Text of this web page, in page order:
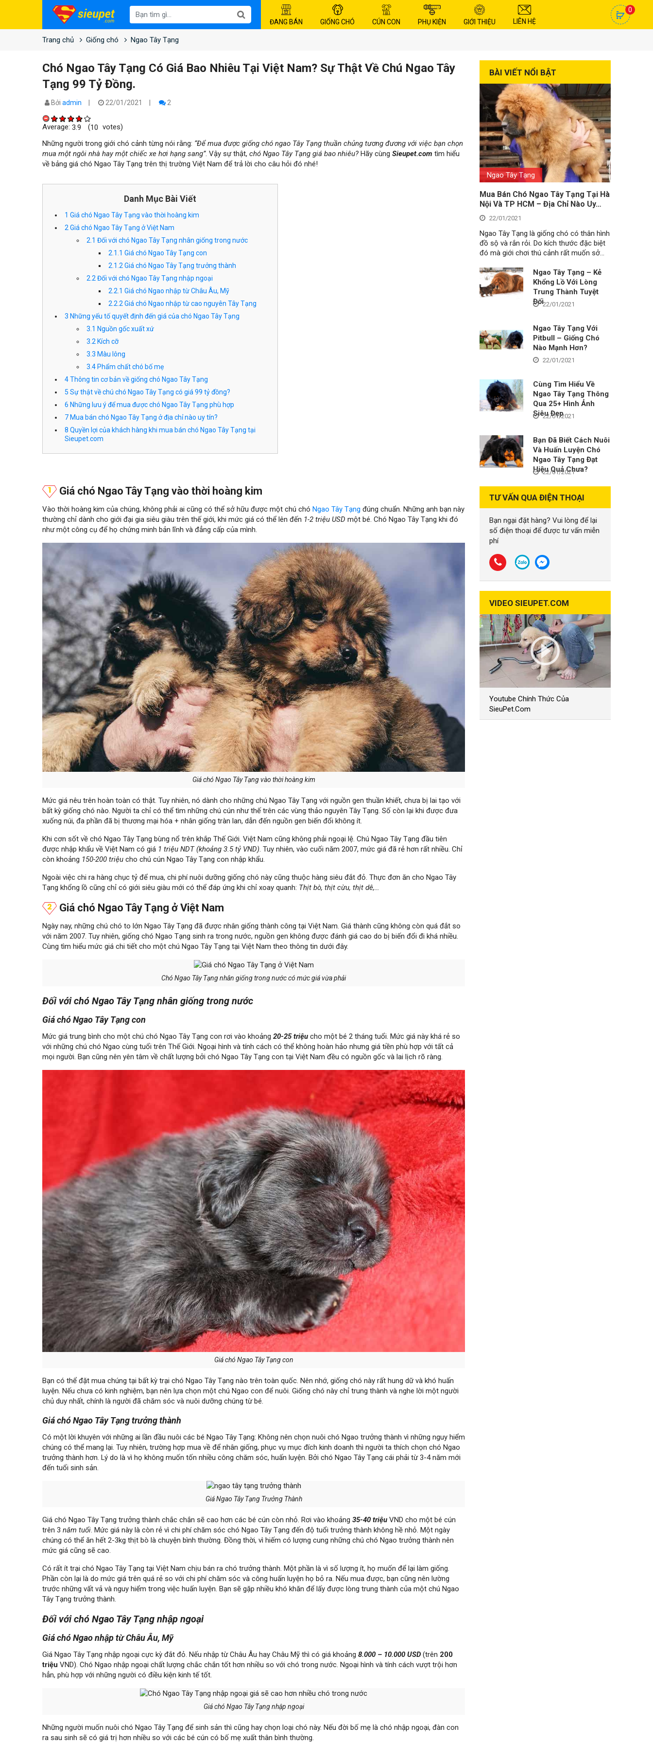
ĐANG BÁN GIỐNG CHÓ CÚN CON PHỤ KIỆN GIỚI THIỆU LIÊN HỆ
0
Trang chủ Giống chó Ngao Tây Tạng
Chó Ngao Tây Tạng Có Giá Bao Nhiêu Tại Việt Nam? Sự Thật Về Chú Ngao Tây
Tạng 99 Tỷ Đồng.
Bởi admin 22/01/2021 2
Average: 3.9 (10 votes)
Những người trong giới chó cảnh từng nói rằng: “Để mua được giống chó ngao Tây Tạng thuần chủng tương đương với việc bạn chọn
mua một ngôi nhà hay một chiếc xe hơi hạng sang”. Vậy sự thật, chó Ngao Tây Tạng giá bao nhiêu? Hãy cùng Sieupet.com tìm hiểu
về bảng giá chó Ngao Tây Tạng trên thị trường Việt Nam để trả lời cho câu hỏi đó nhé!
Danh Mục Bài Viết
1 Giá chó Ngao Tây Tạng vào thời hoàng kim
2 Giá chó Ngao Tây Tạng ở Việt Nam
2.1 Đối với chó Ngao Tây Tạng nhân giống trong nước
2.1.1 Giá chó Ngao Tây Tạng con
2.1.2 Giá chó Ngao Tây Tạng trưởng thành
2.2 Đối với chó Ngao Tây Tạng nhập ngoại
2.2.1 Giá chó Ngao nhập từ Châu Âu, Mỹ
2.2.2 Giá chó Ngao nhập từ cao nguyên Tây Tạng
3 Những yếu tố quyết định đến giá của chó Ngao Tây Tạng
3.1 Nguồn gốc xuất xứ
3.2 Kích cỡ
3.3 Màu lông
3.4 Phẩm chất chó bố mẹ
4Thông tin cơ bản về giống chó Ngao Tây Tạng
5 Sự thật về chú chó Ngao Tây Tạng có giá 99 tỷ đồng?
6 Những lưu ý để mua được chó Ngao Tây Tạng phù hợp
7 Mua bán chó Ngao Tây Tạng ở địa chỉ nào uy tín?
8 Quyền lợi của khách hàng khi mua bán chó Ngao Tây Tạng tại
Sieupet.com
Giá chó Ngao Tây Tạng vào thời hoàng kim
Vào thời hoàng kim của chúng, không phải ai cũng có thể sở hữu được một chú chó Ngao Tây Tạng đúng chuẩn. Những anh bạn này
thường chỉ dành cho giới đại gia siêu giàu trên thế giới, khi mức giá có thể lên đến 1-2 triệu USD một bé. Chó Ngao Tây Tạng khi đó
như một công cụ để họ chứng minh bản lĩnh và đẳng cấp của mình.
Giá chó Ngao Tây Tạng vào thời hoàng kim
Mức giá nêu trên hoàn toàn có thật. Tuy nhiên, nó dành cho những chú Ngao Tây Tạng với nguồn gen thuần khiết, chưa bị lai tạo với
bất kỳ giống chó nào. Người ta chỉ có thể tìm những chú cún như thế trên các vùng thảo nguyên Tây Tạng. Số còn lại khi được đưa
xuống núi, đa phần đã bị thương mại hóa + nhân giống tràn lan, dẫn đến nguồn gen biến đổi không ít.
Khi cơn sốt về chó Ngao Tây Tạng bùng nổ trên khắp Thế Giới. Việt Nam cũng không phải ngoại lệ. Chú Ngao Tây Tạng đầu tiên
được nhập khẩu về Việt Nam có giá 1 triệu NDT (khoảng 3.5 tỷ VND). Tuy nhiên, vào cuối năm 2007, mức giá đã rẻ hơn rất nhiều. Chỉ
còn khoảng 150-200 triệu cho chú cún Ngao Tây Tạng con nhập khẩu.
Ngoài việc chi ra hàng chục tỷ để mua, chi phí nuôi dưỡng giống chó này cũng thuộc hàng siêu đắt đỏ. Thực đơn ăn cho Ngao Tây
Tạng khổng lồ cũng chỉ có giới siêu giàu mới có thể đáp ứng khi chỉ xoay quanh: Thịt bò, thịt cừu, thịt dê,…
Giá chó Ngao Tây Tạng ở Việt Nam
Ngày nay, những chú chó to lớn Ngao Tây Tạng đã được nhân giống thành công tại Việt Nam. Giá thành cũng không còn quá đắt so
với năm 2007. Tuy nhiên, giống chó Ngao Tạng sinh ra trong nước, nguồn gen không được đánh giá cao do bị biến đổi đi khá nhiều.
Cùng tìm hiểu mức giá chi tiết cho một chú Ngao Tây Tạng tại Việt Nam theo thông tin dưới đây.
Chó Ngao Tây Tạng nhân giống trong nước có mức giá vừa phải
Đối với chó Ngao Tây Tạng nhân giống trong nước
Giá chó Ngao Tây Tạng con
Mức giá trung bình cho một chú chó Ngao Tây Tạng con rơi vào khoảng 20-25 triệu cho một bé 2 tháng tuổi. Mức giá này khá rẻ so
với những chú chó Ngao cùng tuổi trên Thế Giới. Ngoại hình và tính cách có thể không hoàn hảo nhưng giá tiền phù hợp với tất cả
mọi người. Bạn cũng nên yên tâm về chất lượng bởi chó Ngao Tây Tạng con tại Việt Nam đều có nguồn gốc và lai lịch rõ ràng.
Giá chó Ngao Tây Tạng con
Bạn có thể đặt mua chúng tại bất kỳ trại chó Ngao Tây Tạng nào trên toàn quốc. Nên nhớ, giống chó này rất hung dữ và khó huấn
luyện. Nếu chưa có kinh nghiệm, bạn nên lựa chọn một chú Ngao con để nuôi. Giống chó này chỉ trung thành và nghe lời một người
chủ duy nhất, chính là người đã chăm sóc và nuôi dưỡng chúng từ bé.
Giá chó Ngao Tây Tạng trưởng thành
Có một lời khuyên với những ai lần đầu nuôi các bé Ngao Tây Tạng: Không nên chọn nuôi chó Ngao trưởng thành vì những nguy hiểm
chúng có thể mang lại. Tuy nhiên, trường hợp mua về để nhân giống, phục vụ mục đích kinh doanh thì người ta thích chọn chó Ngao
trưởng thành hơn. Lý do là vì họ không muốn tốn nhiều công chăm sóc, huấn luyện. Bởi chó Ngao Tây Tạng cái phải từ 3-4 năm mới
đến tuổi sinh sản.
Giá Ngao Tây Tạng Trưởng Thành
Giá chó Ngao Tây Tạng trưởng thành chắc chắn sẽ cao hơn các bé cún còn nhỏ. Rơi vào khoảng 35-40 triệu VND cho một bé cún
trên 3 năm tuổi. Mức giá này là còn rẻ vì chi phí chăm sóc chó Ngao Tây Tạng đến độ tuổi trưởng thành không hề nhỏ. Một ngày
chúng có thể ăn hết 2-3kg thịt bò là chuyện bình thường. Đồng thời, vì hiếm có lượng cung những chú chó Ngao trưởng thành nên
mức giá cũng sẽ cao.
Có rất ít trại chó Ngao Tây Tạng tại Việt Nam chịu bán ra chó trưởng thành. Một phần là vì số lượng ít, họ muốn để lại làm giống.
Phần còn lại là do mức giá trên quá rẻ so với chi phí chăm sóc và công huấn luyện họ bỏ ra. Nếu mua được, bạn cũng nên lường
trước những vất vả và nguy hiểm trong việc huấn luyện. Bạn sẽ gặp nhiều khó khăn để lấy được lòng trung thành của một chú Ngao
Tây Tạng trưởng thành.
Đối với chó Ngao Tây Tạng nhập ngoại
Giá chó Ngao nhập từ Châu Âu, Mỹ
Giá Ngao Tây Tạng nhập ngoại cực kỳ đắt đỏ. Nếu nhập từ Châu Âu hay Châu Mỹ thì có giá khoảng 8.000 – 10.000 USD (trên 200
triệu VND). Chó Ngao nhập ngoại chất lượng chắc chắn tốt hơn nhiều so với chó trong nước. Ngoại hình và tính cách vượt trội hơn
hẳn, phù hợp với những người có điều kiện kinh tế tốt.
Giá chó Ngao Tây Tạng nhập ngoại
Những người muốn nuôi chó Ngao Tây Tạng để sinh sản thì cũng hay chọn loại chó này. Nếu đời bố mẹ là chó nhập ngoại, đàn con
ra sau sinh sẽ có giá trị hơn nhiều so với các bé cún có bố mẹ xuất thân bình thường.
BÀI VIẾT NỔI BẬT
Ngao Tây Tạng
Mua Bán Chó Ngao Tây Tạng Tại Hà
Nội Và TP HCM – Địa Chỉ Nào Uy…
22/01/2021
Ngao Tây Tạng là giống chó có thân hình
đồ sộ và rắn rỏi. Do kích thước đặc biệt
đó mà giới chơi thú cảnh rất muốn sở…
Ngao Tây Tạng – Kẻ
Khổng Lồ Với Lòng
Trung Thành Tuyệt
Đối22/01/2021
Ngao Tây Tạng Với
Pitbull – Giống Chó
Nào Mạnh Hơn?
22/01/2021
Cùng Tìm Hiểu Về
Ngao Tây Tạng Thông
Qua 25+ Hình Ảnh
Siêu Đẹp
22/01/2021
Bạn Đã Biết Cách Nuôi
Và Huấn Luyện Chó
Ngao Tây Tạng Đạt
Hiệu Quả Chưa?
22/01/2021
TƯ VẤN QUA ĐIỆN THOẠI
Bạn ngại đặt hàng? Vui lòng để lại
số điện thoại để được tư vấn miễn
phí
VIDEO SIEUPET.COM
Youtube Chính Thức Của
SieuPet.Com